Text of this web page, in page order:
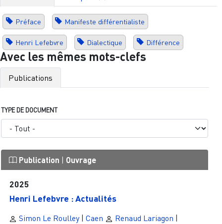
Préface Manifeste différentialiste
Henri Lefebvre Dialectique Différence
Avec les mêmes mots-clefs
Publications
TYPE DE DOCUMENT
Publication Ouvrage
2025
Henri Lefebvre : Actualités
Simon Le Roulley| Caen Renaud Lariagon